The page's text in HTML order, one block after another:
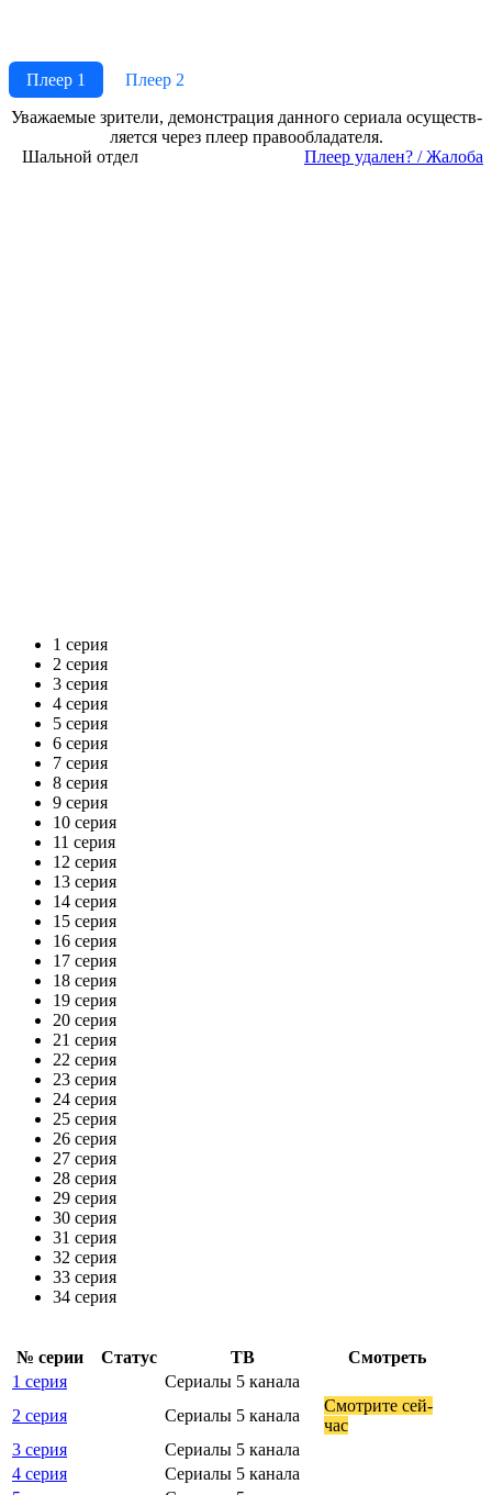
Плеер 1
Плеер 2
Ува­жае­мые зри­те­ли, де­мон­ст­ра­ция дан­но­го се­риа­ла осу­ще­ст­в­
ля­ет­ся че­рез пле­ер пра­во­об­ла­да­те­ля.
Шальной отдел
Пле­ер уда­лен? / Жа­ло­ба
1 серия
2 серия
3 серия
4 серия
5 серия
6 серия
7 серия
8 серия
9 серия
10 серия
11 серия
12 серия
13 серия
14 серия
15 серия
16 серия
17 серия
18 серия
19 серия
20 серия
21 серия
22 серия
23 серия
24 серия
25 серия
26 серия
27 серия
28 серия
29 серия
30 серия
31 серия
32 серия
33 серия
34 серия
№ се­рии Ста­тус ТВ
Смот­реть
1 серия
Сериалы 5 канала
2 серия
Сериалы 5 канала
Смот­ри­те сей­
час
3 серия
Сериалы 5 канала
4 серия
Сериалы 5 канала